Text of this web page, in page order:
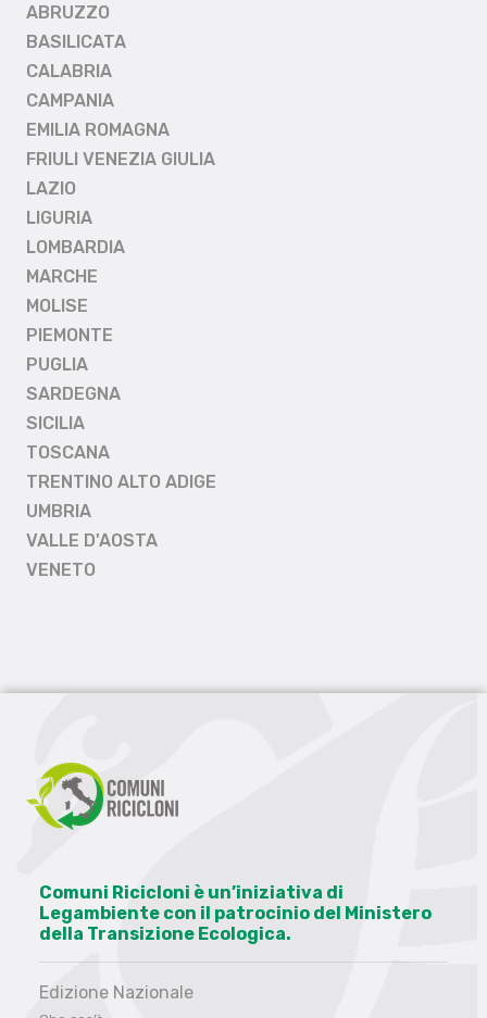
ABRUZZO
BASILICATA
CALABRIA
CAMPANIA
EMILIA ROMAGNA
FRIULI VENEZIA GIULIA
LAZIO
LIGURIA
LOMBARDIA
MARCHE
MOLISE
PIEMONTE
PUGLIA
SARDEGNA
SICILIA
TOSCANA
TRENTINO ALTO ADIGE
UMBRIA
VALLE D'AOSTA
VENETO
Comuni Ricicloni è un’iniziativa di
Legambiente con il patrocinio del Ministero
della Transizione Ecologica.
Edizione Nazionale